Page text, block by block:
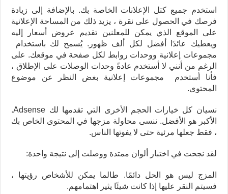
استخدم جميع كتل الإعلانات الخاصة بك. بالإضافة إلى زيادة
فرصك في الحصول على نقرة ، يزيد ذلك من المساحة الإعلانية
على الموقع الذي يمكن للمعلنين تقديم عروض أسعار إليه
ويعطيك عائدًا أفضل لكل ألف ظهور. يُسمح لك باستخدام
مجموعات إعلانية ووحدات روابط لكل صفحة في موقعك. على
الرغم من أنني لا أستخدم عادةً وحدات الوصلات على الإطلاق ،
فأنا أستخدم مجموعات إعلانية بغض النظر عن موضوع
المحتوى.
نسيان كل خيارات الحجم الأخرى التي تقدمها لك Adsense.
الأكبر هو الأفضل. ننسى محاولة مزجها في المحتوى الخاص بك
، فقط جعلها مرئية حتى لا يفوتها الناس.
لقد نجحت في اختبار ألوان ممتدة ووصلت إلى نتيجة واحدة:
المزج ليس هو الحل دائمًا. طالما يمكن للأشخاص رؤيتها ،
فسيتم النقر عليها إذا كانت شيئًا يثير اهتمامهم.